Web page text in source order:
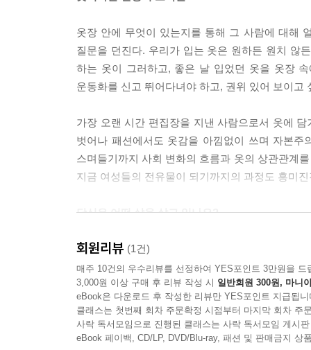
---「정장」중에서
하지만 이후로 흰색 셔츠는 메이플소프가 찍은
제 질서와 단정함, 전문성, 권위를 의미한다. 내가
열에 합류 했다. 우리는 이런 여성들의 사진을 많이
‘저를 믿으세요’하는 표정. 심지어 가만히 바라보
는 언제나 도움이 되는) 매니큐어를 칠한 손으로
흰색 셔츠는 눈에 띄지 않게 권한을 상징하고, 지
《보그》 편집장이던 시절에 다른 매체와 인터뷰
14, 그러나 행복하다’ 같은 요란스러운 제목이 붙
었다) 마른 몸에 대한 집착이 잘못되었다는 관점
다.
옷장 안에 무엇이 있는지를 통해 그 사람에 대해
질문을 던진다. 우리가 입는 옷은 원하든 원치 않
하는 옷이 그러하고, 좋은 날 입었던 옷을 옷장
운동화를 신고 뛰어다녀야 하고, 권위 있어 보이고
가장 오랜 시간 편집장을 지낸 사람으로서 옷에
벗어나 패션에서도 옷감을 아낌없이 쓰며 자본
스며들기까지 사회 변화의 흐름과 옷의 상관관계
지금 여성들의 전유물이 되기까지의 과정도 흥미
당신은 어떤 삶을 살고 있나요?
이 책은 유능한 직장인이자, 잡지사 편집장, 엄
이곳에서 저곳으로, 한 중요한 시기에서 또 다른
다르다는 사실을 받아들여야 할 때가 온다. 또한
우리가 맡게 되는 역할과 복잡하게 연결되어 있
걸까? 어떤 것은 남겨두고 어떤 옷은 버리지 못하
회원리뷰 (1건)
매주 10건의 우수리뷰를 선정하여 YES포인트 3만원을 드
3,000원 이상 구매 후 리뷰 작성 시 일반회원 300원, 마니
eBook은 다운로드 후 작성한 리뷰만 YES포인트 지급됩니
클래스는 첫번째 회차 주문확정 시점부터 마지막 회차 주
사락 독서모임으로 진행된 클래스는 사락 독서모임 게시
eBook 페이백, CD/LP, DVD/Blu-ray, 패션 및 판매금지 상